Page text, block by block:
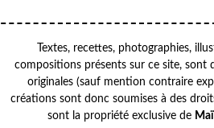
Textes, recettes, photographies,
compositions présents sur ce site, sont
originales (sauf mention contraire
créations sont donc soumises à des
sont la propriété exclusive de